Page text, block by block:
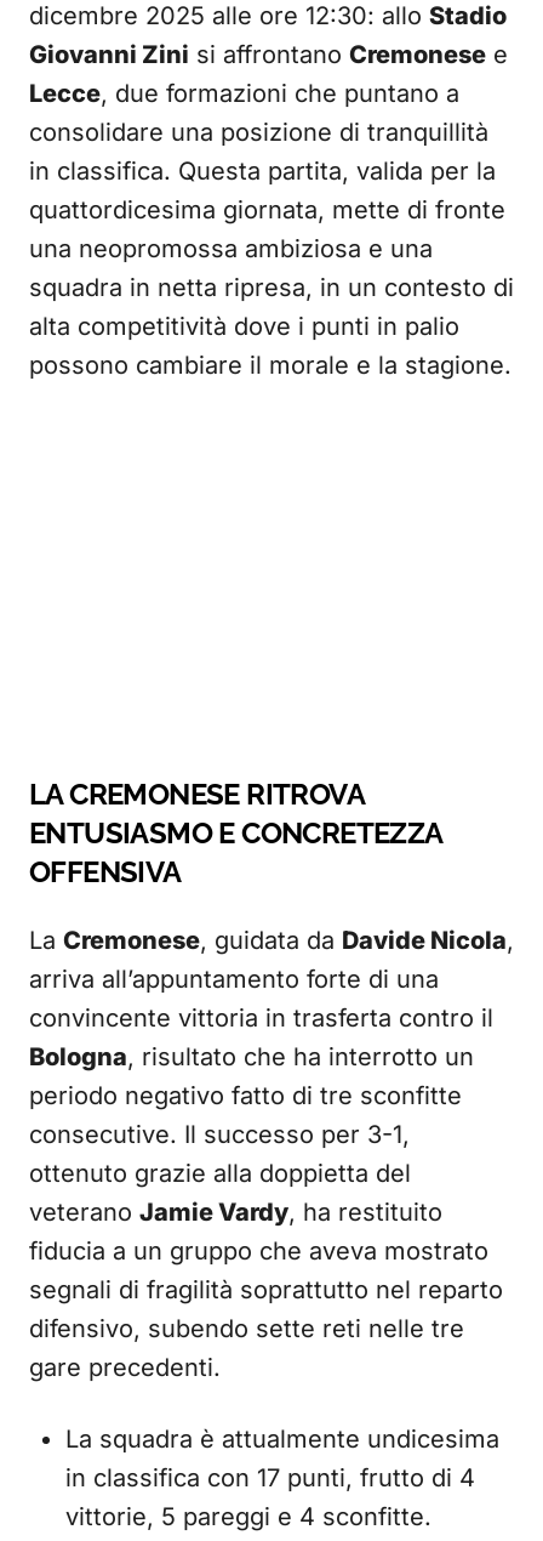
dicembre 2025 alle ore 12:30: allo Stadio
Giovanni Zini si affrontano Cremonese e
Lecce, due formazioni che puntano a
consolidare una posizione di tranquillità
in classifica. Questa partita, valida per la
quattordicesima giornata, mette di fronte
una neopromossa ambiziosa e una
squadra in netta ripresa, in un contesto di
alta competitività dove i punti in palio
possono cambiare il morale e la stagione.
LA CREMONESE RITROVA
ENTUSIASMO E CONCRETEZZA
OFFENSIVA
La Cremonese, guidata da Davide Nicola,
arriva all’appuntamento forte di una
convincente vittoria in trasferta contro il
Bologna, risultato che ha interrotto un
periodo negativo fatto di tre sconfitte
consecutive. Il successo per 3-1,
ottenuto grazie alla doppietta del
veterano Jamie Vardy, ha restituito
fiducia a un gruppo che aveva mostrato
segnali di fragilità soprattutto nel reparto
difensivo, subendo sette reti nelle tre
gare precedenti.
La squadra è attualmente undicesima
in classifica con 17 punti, frutto di 4
vittorie, 5 pareggi e 4 sconfitte.